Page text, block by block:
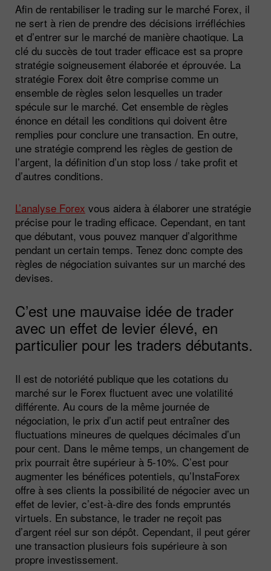
Afin de rentabiliser le trading sur le marché Forex, il
ne sert à rien de prendre des décisions irréfléchies
et d’entrer sur le marché de manière chaotique. La
clé du succès de tout trader efficace est sa propre
stratégie soigneusement élaborée et éprouvée. La
stratégie Forex doit être comprise comme un
ensemble de règles selon lesquelles un trader
spécule sur le marché. Cet ensemble de règles
énonce en détail les conditions qui doivent être
remplies pour conclure une transaction. En outre,
une stratégie comprend les règles de gestion de
l’argent, la définition d’un stop loss / take profit et
d’autres conditions.
L’analyse Forex vous aidera à élaborer une stratégie
précise pour le trading efficace. Cependant, en tant
que débutant, vous pouvez manquer d’algorithme
pendant un certain temps. Tenez donc compte des
règles de négociation suivantes sur un marché des
devises.
C’est une mauvaise idée de trader
avec un effet de levier élevé, en
particulier pour les traders débutants.
Il est de notoriété publique que les cotations du
marché sur le Forex fluctuent avec une volatilité
différente. Au cours de la même journée de
négociation, le prix d’un actif peut entraîner des
fluctuations mineures de quelques décimales d’un
pour cent. Dans le même temps, un changement de
prix pourrait être supérieur à 5-10%. C’est pour
augmenter les bénéfices potentiels, qu’InstaForex
offre à ses clients la possibilité de négocier avec un
effet de levier, c’est-à-dire des fonds empruntés
virtuels. En substance, le trader ne reçoit pas
d’argent réel sur son dépôt. Cependant, il peut gérer
une transaction plusieurs fois supérieure à son
propre investissement.